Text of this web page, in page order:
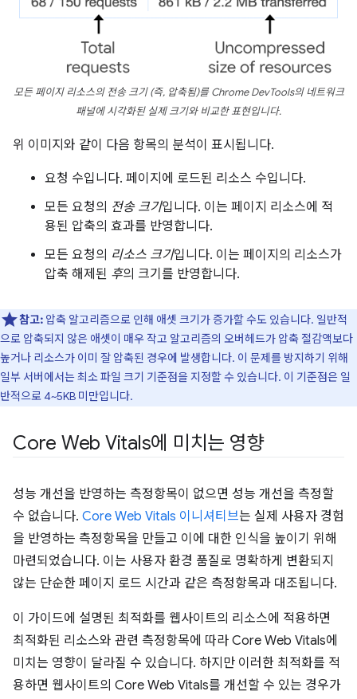
모든 페이지 리소스의 전송크기 (즉, 압축됨)를 Chrome DevTools의 네트워크
패널에 시각화된 실제 크기와 비교한 표현입니다.
위 이미지와 같이 다음 항목의 분석이 표시됩니다.
요청 수입니다. 페이지에 로드된 리소스 수입니다.
모든 요청의 전송 크기입니다. 이는 페이지 리소스에 적
용된 압축의 효과를 반영합니다.
모든 요청의 리소스 크기입니다. 이는 페이지의 리소스가
압축 해제된 후의 크기를 반영합니다.
참고: 압축 알고리즘으로 인해 애셋 크기가 증가할 수도 있습니다. 일반적
으로 압축되지 않은 애셋이 매우 작고 알고리즘의 오버헤드가 압축 절감액보다
높거나 리소스가 이미 잘 압축된 경우에 발생합니다. 이 문제를 방지하기 위해
일부 서버에서는 최소 파일 크기 기준점을 지정할 수 있습니다. 이 기준점은 일
반적으로 4~5KB 미만입니다.
Core Web Vitals에 미치는 영향
성능 개선을 반영하는 측정항목이 없으면 성능 개선을 측정할
수 없습니다. Core Web Vitals 이니셔티브는 실제 사용자 경험
을 반영하는 측정항목을 만들고 이에 대한 인식을 높이기 위해
마련되었습니다. 이는 사용자 환경 품질로 명확하게 변환되지
않는 단순한 페이지 로드 시간과 같은 측정항목과 대조됩니다.
이 가이드에 설명된 최적화를 웹사이트의 리소스에 적용하면
최적화된 리소스와 관련 측정항목에 따라 Core Web Vitals에
미치는 영향이 달라질 수 있습니다. 하지만 이러한 최적화를 적
용하면 웹사이트의 Core Web Vitals를 개선할 수 있는 경우가